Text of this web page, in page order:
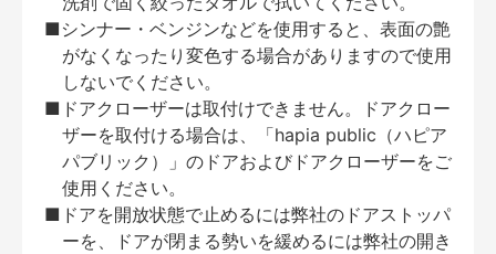
■シンナー・ベンジンなどを使用すると、表面の艶
がなくなったり変色する場合がありますので使用
しないでください。
■ドアクローザーは取付けできません。ドアクロー
ザーを取付ける場合は、「hapia public（ハピア
パブリック）」のドアおよびドアクローザーをご
使用ください。
■ドアを開放状態で止めるには弊社のドアストッパ
ーを、ドアが閉まる勢いを緩めるには弊社の開き